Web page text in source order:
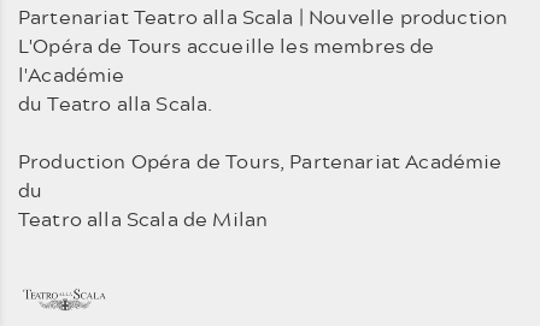
Partenariat Teatro alla Scala | Nouvelle production
L'Opéra de Tours accueille les membres de
l'Académie
du Teatro alla Scala.
Production Opéra de Tours, Partenariat Académie
du
Teatro alla Scala de Milan